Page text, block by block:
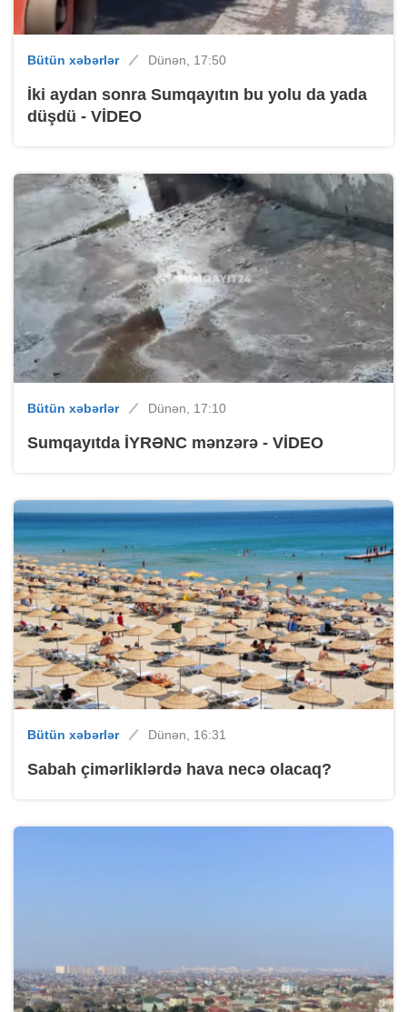
Bütün xəbərlər Dünən, 17:50
İki aydan sonra Sumqayıtın bu yolu da yada
düşdü - VİDEO
Bütün xəbərlər Dünən, 17:10
Sumqayıtda İYRƏNC mənzərə - VİDEO
Bütün xəbərlər Dünən, 16:31
Sabah çimərliklərdə hava necə olacaq?